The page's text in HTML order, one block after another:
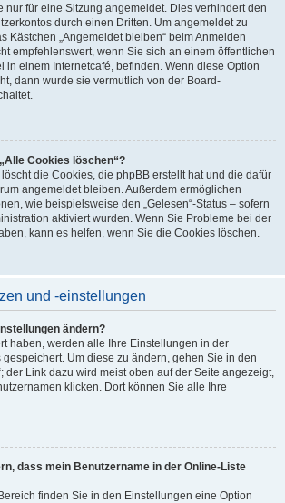
nur für eine Sitzung angemeldet. Dies verhindert den
durch einen Dritten. Um angemeldet zu
Kästchen „Angemeldet bleiben“ beim Anmelden
empfehlenswert, wenn Sie sich an einem öffentlichen
in einem Internetcafé, befinden. Wenn diese Option
dann wurde sie vermutlich von der Board-
Cookies löschen“?
löscht die Cookies, die phpBB erstellt hat und die dafür
angemeldet bleiben. Außerdem ermöglichen
wie beispielsweise den „Gelesen“-Status – sofern
aktiviert wurden. Wenn Sie Probleme bei der
kann es helfen, wenn Sie die Cookies löschen.
und -einstellungen
ändern?
haben, werden alle Ihre Einstellungen in der
gespeichert. Um diese zu ändern, gehen Sie in den
der Link dazu wird meist oben auf der Seite angezeigt,
klicken. Dort können Sie alle Ihre
dass mein Benutzername in der Online-Liste
finden Sie in den Einstellungen eine Option